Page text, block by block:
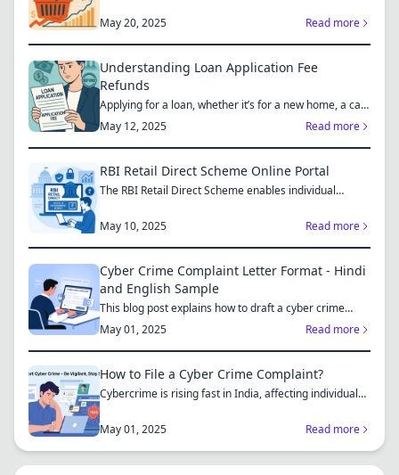
May 20, 2025
Read more
Understanding Loan Application Fee
Refunds
Applying for a loan, whether it’s for a new home, a car,
or...
May 12, 2025 Read more
RBI Retail Direct Scheme Online Portal
The RBI Retail Direct Scheme enables individual
May 10, 2025
Read more
Cyber Crime Complaint Letter Format - Hindi
and English Sample
This blog post explains how to draft a cyber crime
complaint...
May 01, 2025 Read more
How to File a Cyber Crime Complaint?
Cybercrime is rising fast in India, affecting individuals
May 01, 2025
Read more